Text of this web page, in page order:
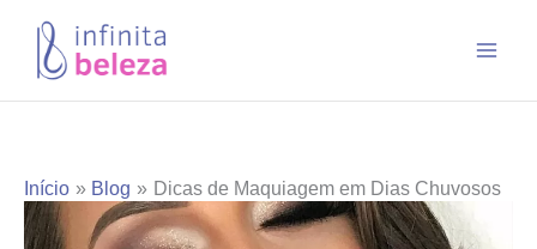
conteúdo
Início Blog Dicas de Maquiagem em Dias Chuvosos